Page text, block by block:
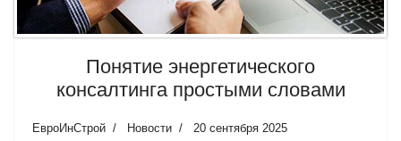
Понятие энергетического
консалтинга простыми словами
ЕвроИнСтрой Новости 20 сентября 2025